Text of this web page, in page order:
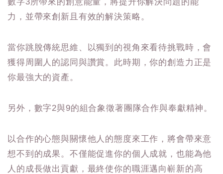
力，並帶來創新且有效的解決策略。
當你跳脫傳統思維、以獨到的視角來看待挑戰時，會
獲得周圍人的認同與讚賞。此時期，你的創造力正是
你最強大的資產。
另外，數字2與9的組合象徵著團隊合作與奉獻精神。
以合作的心態與關懷他人的態度來工作，將會帶來意
想不到的成果。不僅能促進你的個人成就，也能為他
人的成長做出貢獻，最終使你的職涯邁向嶄新的高